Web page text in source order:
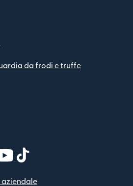
da frodi e truffe
finestra)
nuova finestra)
in una nuova finestra)
apre in una nuova finestra)
(si apre in una nuova finestra)
aziendale